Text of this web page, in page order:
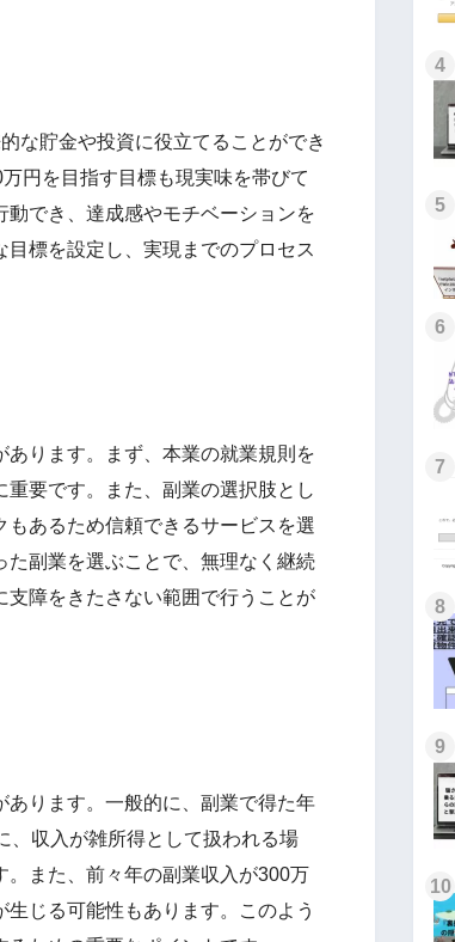
な貯金や投資に役立てることができ
円を目指す目標も現実味を帯びて
でき、達成感やモチベーションを
標を設定し、実現までのプロセス
ります。まず、本業の就業規則を
要です。また、副業の選択肢とし
あるため信頼できるサービスを選
副業を選ぶことで、無理なく継続
障をきたさない範囲で行うことが
ります。一般的に、副業で得た年
、収入が雑所得として扱われる場
また、前々年の副業収入が300万
じる可能性もあります。このよう
4
5
6
7
8
9
10